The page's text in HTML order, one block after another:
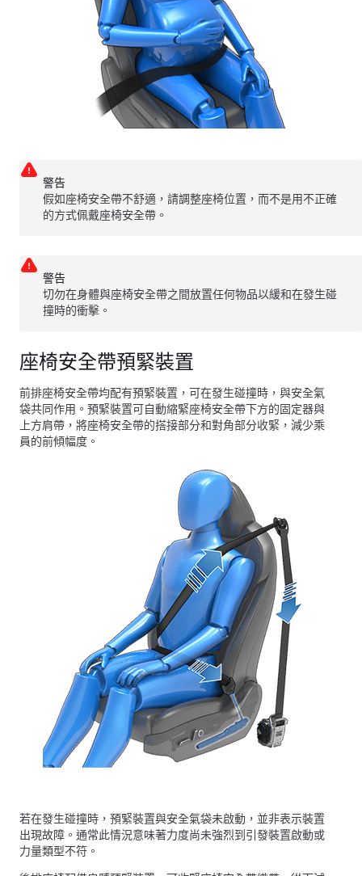
警告
假如座椅安全帶不舒適，請調整座椅位置，而不是用不正確
的方式佩戴座椅安全帶。
警告
切勿在身體與座椅安全帶之間放置任何物品以緩和在發生碰
撞時的衝擊。
座椅安全帶預緊裝置
前排座椅安全帶均配有預緊裝置，可在發生碰撞時，與安全氣
袋共同作用。預緊裝置可自動縮緊座椅安全帶下方的固定器與
上方肩帶，將座椅安全帶的搭接部分和對角部分收緊，減少乘
員的前傾幅度。
若在發生碰撞時，預緊裝置與安全氣袋未啟動，並非表示裝置
出現故障。通常此情況意味著力度尚未強烈到引發裝置啟動或
力量類型不符。